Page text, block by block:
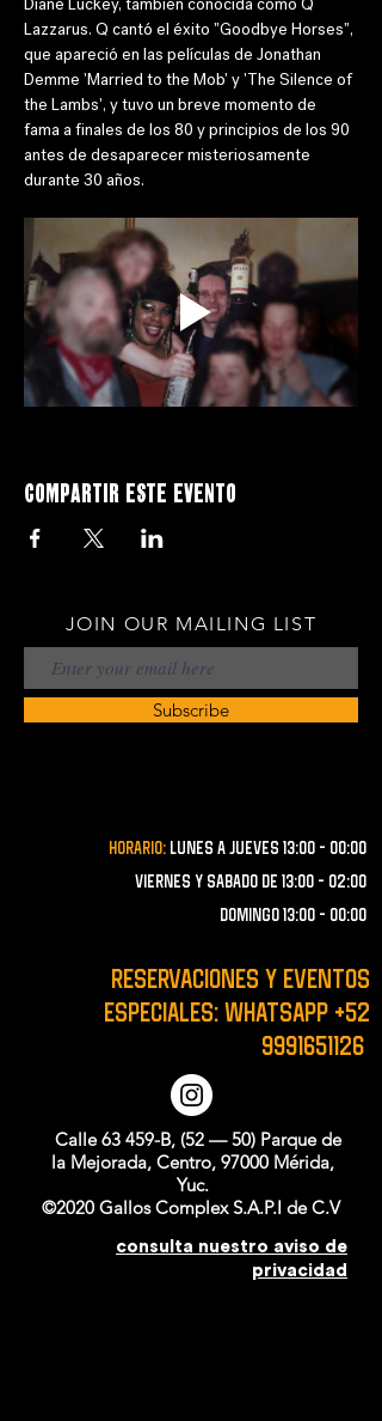
Lazzarus. Q cantó el éxito "Goodbye Horses",
que apareció en las películas de Jonathan
Demme 'Married to the Mob' y 'The Silence of
the Lambs', y tuvo un breve momento de
fama a finales de los 80 y principios de los 90
antes de desaparecer misteriosamente
durante 30 años.
Compartir este evento
JOIN OUR MAILING LIST
Subscribe
Horario: lunes a JUEVES 13:00 - 00:00
VIERNES Y SABADO de 13:00 - 02:00
domingo 13:00 - 00:00
RESERVACIONES y EVENTOS
ESPECIALES: WHATSAPP +52
9991651126
Calle 63 459-B, (52 — 50) Parque de
la Mejorada, Centro, 97000 Mérida,
Yuc.
©2020 Gallos Complex S.A.P.I de C.V
consulta nuestro aviso de
privacidad